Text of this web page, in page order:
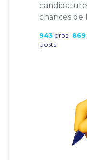
chances de
943 pros 869
posts